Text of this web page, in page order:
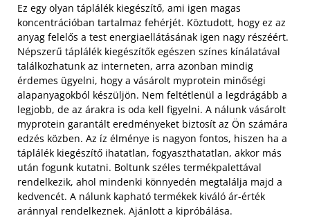
Ez egy olyan táplálék kiegészítő, ami igen magas
koncentrációban tartalmaz fehérjét. Köztudott, hogy ez az
anyag felelős a test energiaellátásának igen nagy részéért.
Népszerű táplálék kiegészítők egészen színes kínálatával
találkozhatunk az interneten, arra azonban mindig
érdemes ügyelni, hogy a vásárolt myprotein minőségi
alapanyagokból készüljön. Nem feltétlenül a legdrágább a
legjobb, de az árakra is oda kell figyelni. A nálunk vásárolt
myprotein garantált eredményeket biztosít az Ön számára
edzés közben. Az íz élménye is nagyon fontos, hiszen ha a
táplálék kiegészítő ihatatlan, fogyaszthatatlan, akkor más
után fogunk kutatni. Boltunk széles termékpalettával
rendelkezik, ahol mindenki könnyedén megtalálja majd a
kedvencét. A nálunk kapható termékek kiváló ár-érték
aránnyal rendelkeznek. Ajánlott a kipróbálása.